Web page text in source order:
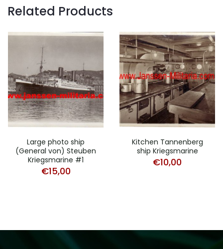
Related Products
Large photo ship
(General von) Steuben
Kriegsmarine #1
€15,00
Kitchen Tannenberg
ship Kriegsmarine
€10,00